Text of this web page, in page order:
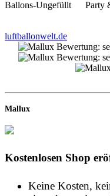
Ballons-Ungefüllt Party
luftballonwelt.de
Mallux
Kostenlosen Shop
Keine Kosten,